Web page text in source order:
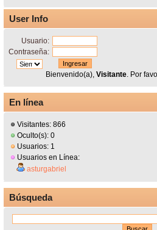
User Info
Usuario:
Contraseña:
Bienvenido(a), Visitante. Por
En línea
Visitantes: 866
Oculto(s): 0
Usuarios: 1
Usuarios en Línea:
asturgabriel
Búsqueda